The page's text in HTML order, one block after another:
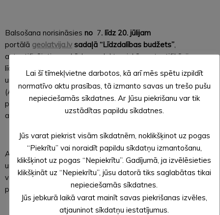
Balsošana norisināsies no 7. līdz 20. jūlijam
portālā geolatvija.lv sadaļā “Līdzdalības budžets”,
autentificējoties ar kādu no elektroniskās autentifikācijas
līdzekļiem. Balsojumu varēs veikt arī Alūksnes novada Valsts
un pašvaldības vienotajos klientu apkalpošanas centros
(Alūksnē – pašvaldības administratīvajā ēkā Dārza ielā 11,
pagastos – bibliotēkās), ja iedzīvotājam nav elektronisko
autentifikācijas rīku.
Ar informāciju par katru projektu (plānoto aktivitāšu aprakstu
un vizuālajiem materiāliem) norādītajā balsošanas termiņā
varēs iepazīties portālā geolatvija.lv. Balsotājs par katru
projektu varēs nobalsot vienu reizi.
Lai šī tīmekļvietne darbotos, kā arī mēs spētu izpildīt
normatīvo aktu prasības, tā izmanto savas un trešo pušu
nepieciešamās sīkdatnes. Ar Jūsu piekrišanu var tik
uzstādītas papildu sīkdatnes.
Jūs varat piekrist visām sīkdatnēm, noklikšķinot uz pogas
“Piekrītu” vai noraidīt papildu sīkdatņu izmantošanu,
klikšķinot uz pogas “Nepiekrītu”. Gadījumā, ja izvēlēsieties
klikšķināt uz “Nepiekrītu”, jūsu datorā tiks saglabātas tikai
nepieciešamās sīkdatnes.
Jūs jebkurā laikā varat mainīt savas piekrišanas izvēles,
atjauninot sīkdatņu iestatījumus.